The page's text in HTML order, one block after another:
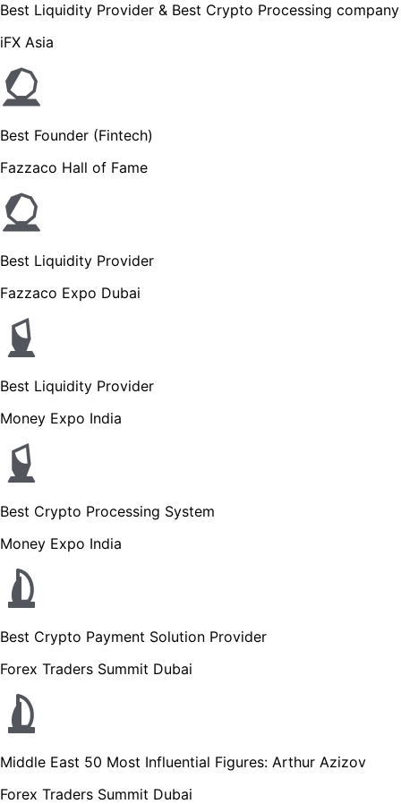
Best Liquidity Provider & Best Crypto Processing company
iFX Asia
Best Founder (Fintech)
Fazzaco Hall of Fame
Best Liquidity Provider
Fazzaco Expo Dubai
Best Liquidity Provider
Money Expo India
Best Crypto Processing System
Money Expo India
Best Crypto Payment Solution Provider
Forex Traders Summit Dubai
Middle East 50 Most Influential Figures: Arthur Azizov
Forex Traders Summit Dubai